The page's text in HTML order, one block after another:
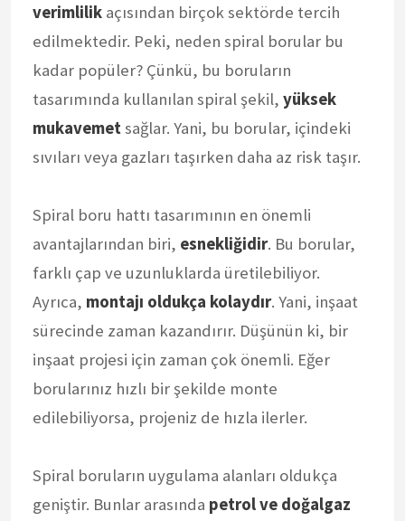
verimlilik açısından birçok sektörde tercih
edilmektedir. Peki, neden spiral borular bu
kadar popüler? Çünkü, bu boruların
tasarımında kullanılan spiral şekil, yüksek
mukavemet sağlar. Yani, bu borular, içindeki
sıvıları veya gazları taşırken daha az risk taşır.
Spiral boru hattı tasarımının en önemli
avantajlarından biri, esnekliğidir. Bu borular,
farklı çap ve uzunluklarda üretilebiliyor.
Ayrıca, montajı oldukça kolaydır. Yani, inşaat
sürecinde zaman kazandırır. Düşünün ki, bir
inşaat projesi için zaman çok önemli. Eğer
borularınız hızlı bir şekilde monte
edilebiliyorsa, projeniz de hızla ilerler.
Spiral boruların uygulama alanları oldukça
geniştir. Bunlar arasında petrol ve doğalgaz